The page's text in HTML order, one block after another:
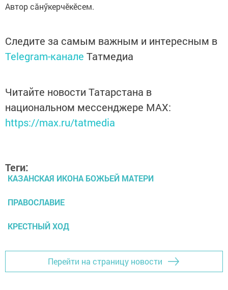
Автор сăнӳкерчӗкӗсем.
Следите за самым важным и интересным в
Telegram-канале Татмедиа
Читайте новости Татарстана в
национальном мессенджере MАХ:
https://max.ru/tatmedia
Теги:
КАЗАНСКАЯ ИКОНА БОЖЬЕЙ МАТЕРИ
ПРАВОСЛАВИЕ
КРЕСТНЫЙ ХОД
Перейти на страницу новости